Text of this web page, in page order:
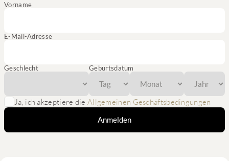
Vorname
E-Mail-Adresse
Geschlecht Geburtsdatum
Ja, ich akzeptiere die Allgemeinen Geschäftsbedingungen
Anmelden